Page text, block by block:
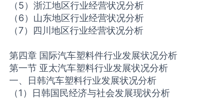
（5）浙江地区行业经营状况分析
（6）山东地区行业经营状况分析
（7）四川地区行业经营状况分析
第四章 国际汽车塑料件行业发展状况分析
第一节 亚太汽车塑料行业发展状况分析
一、日韩汽车塑料行业发展状况分析
（1）日韩国民经济与社会发展现状分析